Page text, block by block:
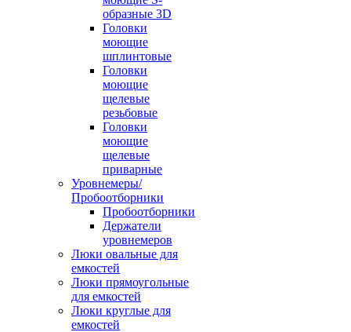
образные 3D
Головки
моющие
шплинтовые
Головки
моющие
щелевые
резьбовые
Головки
моющие
щелевые
приварные
Уровнемеры/
Пробоотборники
Пробоотборники
Держатели
уровнемеров
Люки овальные для
емкостей
Люки прямоугольные
для емкостей
Люки круглые для
емкостей